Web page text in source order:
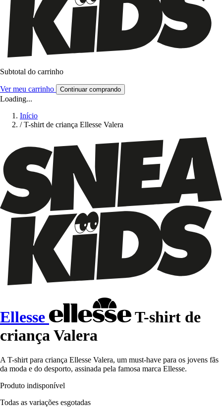
Subtotal do carrinho
Ver meu carrinho Continuar comprando
Loading...
Início
/ T-shirt de criança Ellesse Valera
Ellesse
T-shirt de
criança Valera
A T-shirt para criança Ellesse Valera, um must-have para os jovens fãs
da moda e do desporto, assinada pela famosa marca Ellesse.
Produto indisponível
Todas as variações esgotadas